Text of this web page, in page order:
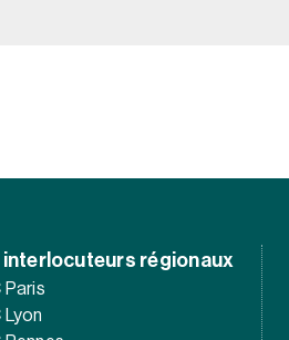
interlocuteurs régionaux
Paris
Lyon